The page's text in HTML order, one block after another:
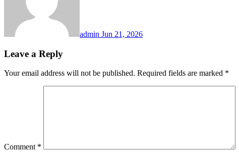
admin Jun 21, 2026
Leave a Reply
Your email address will not be published. Required fields are marked *
Comment *